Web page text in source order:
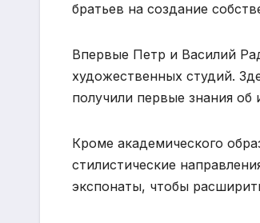
братьев на создание
Впервые Петр и Василий
художественных студий.
получили первые знания об
Кроме академического
стилистические
экспонаты, чтобы